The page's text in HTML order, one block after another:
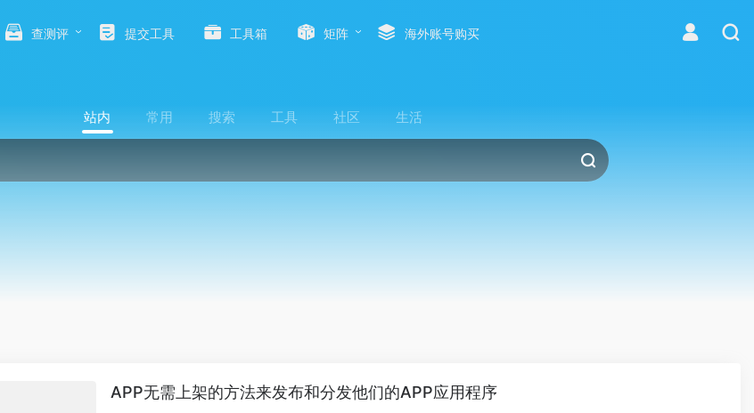
查测评 提交工具 工具箱 矩阵 海外账号购买
站内 常用 搜索 工具 社区 生活
APP无需上架的方法来发布和分发他们的APP应用程序